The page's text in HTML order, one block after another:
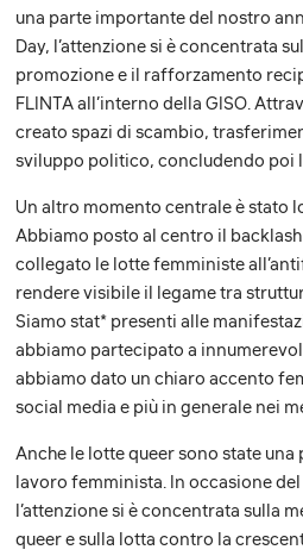
una parte importante del nostro
Day, l’attenzione si è concentrata
promozione e il rafforzamento
FLINTA all’interno della GISO.
creato spazi di scambio,
sviluppo politico, concludendo poi
Un altro momento centrale è stato
Abbiamo posto al centro il
collegato le lotte femministe
rendere visibile il legame tra
Siamo stat* presenti alle
abbiamo partecipato a
abbiamo dato un chiaro accento
social media e più in generale nei
Anche le lotte queer sono state
lavoro femminista. In occasione del
l’attenzione si è concentrata sulla
queer e sulla lotta contro la